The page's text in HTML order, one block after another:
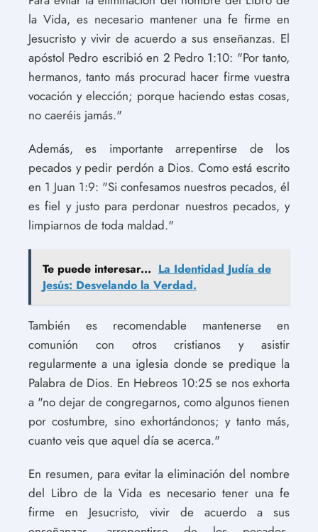
la Vida, es necesario mantener una fe firme en
Jesucristo y vivir de acuerdo a sus enseñanzas. El
apóstol Pedro escribió en 2 Pedro 1:10: "Por tanto,
hermanos, tanto más procurad hacer firme vuestra
vocación y elección; porque haciendo estas cosas,
no caeréis jamás."
Además, es importante arrepentirse de los
pecados y pedir perdón a Dios. Como está escrito
en 1 Juan 1:9: "Si confesamos nuestros pecados, él
es fiel y justo para perdonar nuestros pecados, y
limpiarnos de toda maldad."
Te puede interesar... La Identidad Judía de
Jesús: Desvelando la Verdad.
También es recomendable mantenerse en
comunión con otros cristianos y asistir
regularmente a una iglesia donde se predique la
Palabra de Dios. En Hebreos 10:25 se nos exhorta
a "no dejar de congregarnos, como algunos tienen
por costumbre, sino exhortándonos; y tanto más,
cuanto veis que aquel día se acerca."
En resumen, para evitar la eliminación del nombre
del Libro de la Vida es necesario tener una fe
firme en Jesucristo, vivir de acuerdo a sus